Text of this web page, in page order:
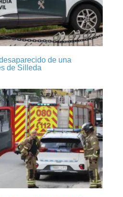
de una
de Silleda